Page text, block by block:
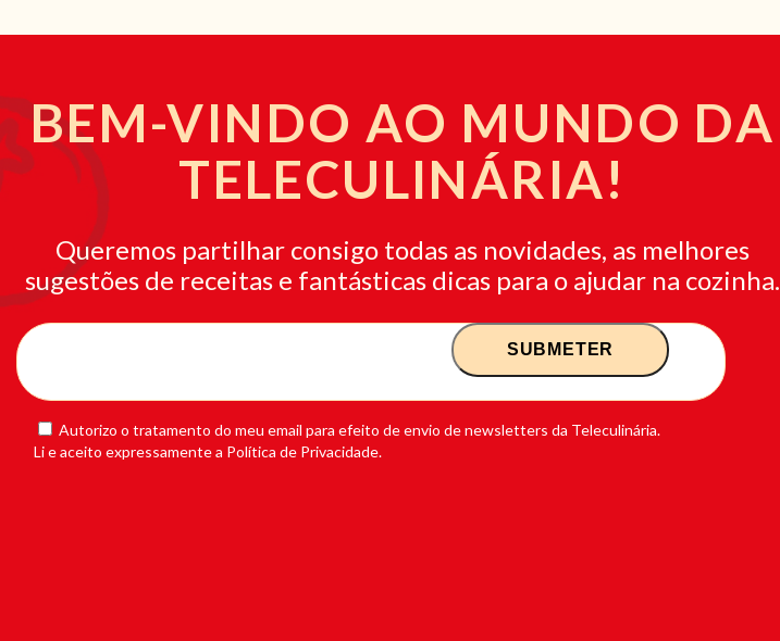
BEM-VINDO AO MUNDO DA
TELECULINÁRIA!
Queremos partilhar consigo todas as novidades, as melhores
sugestões de receitas e fantásticas dicas para o ajudar na cozinha.
Autorizo o tratamento do meu email para efeito de envio de newsletters da Teleculinária.
Li e aceito expressamente a Política de Privacidade.